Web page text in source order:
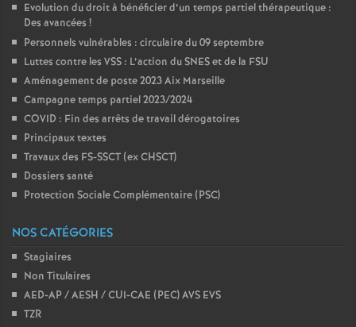
Evolution du droit à bénéficier d’un temps partiel thérapeutique :
Des avancées !
Personnels vulnérables : circulaire du 09 septembre
Luttes contre les VSS : L’action du SNES et de la FSU
Aménagement de poste 2023 Aix Marseille
Campagne temps partiel 2023/2024
COVID : Fin des arrêts de travail dérogatoires
Principaux textes
Travaux des FS-SSCT (ex CHSCT)
Dossiers santé
Protection Sociale Complémentaire (PSC)
NOS CATÉGORIES
Stagiaires
Non Titulaires
AED-AP / AESH / CUI-CAE (PEC) AVS EVS
TZR